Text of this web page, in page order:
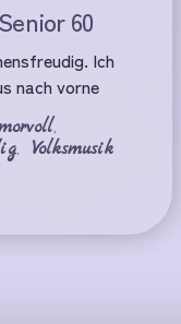
60
Ich
nach vorne
,
, Volksmusik